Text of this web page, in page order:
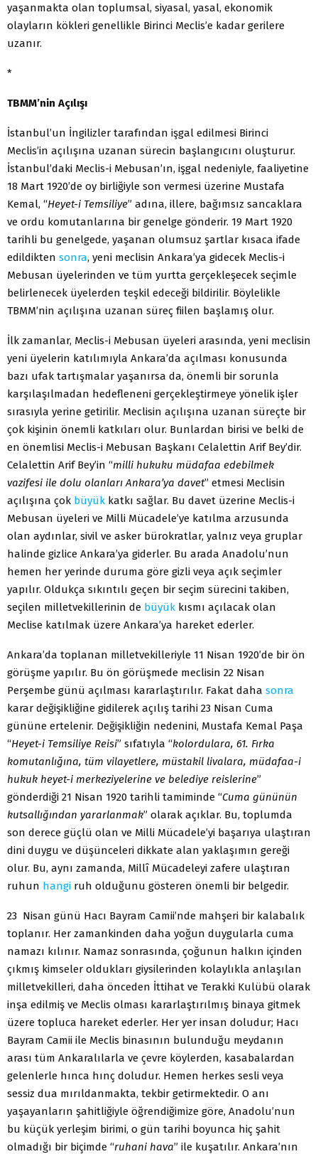
yaşanmakta olan toplumsal, siyasal, yasal, ekonomik
olayların kökleri genellikle Birinci Meclis’e kadar gerilere
uzanır.
*
TBMM’nin Açılışı
İstanbul’un İngilizler tarafından işgal edilmesi Birinci
Meclis’in açılışına uzanan sürecin başlangıcını oluşturur.
İstanbul’daki Meclis-i Mebusan’ın, işgal nedeniyle, faaliyetine
18 Mart 1920’de oy birliğiyle son vermesi üzerine Mustafa
Kemal, “Heyet-i Temsiliye” adına, illere, bağımsız sancaklara
ve ordu komutanlarına bir genelge gönderir. 19 Mart 1920
tarihli bu genelgede, yaşanan olumsuz şartlar kısaca ifade
edildikten sonra, yeni meclisin Ankara’ya gidecek Meclis-i
Mebusan üyelerinden ve tüm yurtta gerçekleşecek seçimle
belirlenecek üyelerden teşkil edeceği bildirilir. Böylelikle
TBMM’nin açılışına uzanan süreç fiilen başlamış olur.
İlk zamanlar, Meclis-i Mebusan üyeleri arasında, yeni meclisin
yeni üyelerin katılımıyla Ankara’da açılması konusunda
bazı ufak tartışmalar yaşanırsa da, önemli bir sorunla
karşılaşılmadan hedefleneni gerçekleştirmeye yönelik işler
sırasıyla yerine getirilir. Meclisin açılışına uzanan süreçte bir
çok kişinin önemli katkıları olur. Bunlardan birisi ve belki de
en önemlisi Meclis-i Mebusan Başkanı Celalettin Arif Bey’dir.
Celalettin Arif Bey’in “milli hukuku müdafaa edebilmek
vazifesi ile dolu olanları Ankara’ya davet” etmesi Meclisin
açılışına çok büyük katkı sağlar. Bu davet üzerine Meclis-i
Mebusan üyeleri ve Milli Mücadele’ye katılma arzusunda
olan aydınlar, sivil ve asker bürokratlar, yalnız veya gruplar
halinde gizlice Ankara’ya giderler. Bu arada Anadolu’nun
hemen her yerinde duruma göre gizli veya açık seçimler
yapılır. Oldukça sıkıntılı geçen bir seçim sürecini takiben,
seçilen milletvekillerinin de büyük kısmı açılacak olan
Meclise katılmak üzere Ankara’ya hareket ederler.
Ankara’da toplanan milletvekilleriyle 11 Nisan 1920’de bir ön
görüşme yapılır. Bu ön görüşmede meclisin 22 Nisan
Perşembe günü açılması kararlaştırılır. Fakat daha sonra
karar değişikliğine gidilerek açılış tarihi 23 Nisan Cuma
gününe ertelenir. Değişikliğin nedenini, Mustafa Kemal Paşa
“Heyet-i Temsiliye Reisi” sıfatıyla “kolordulara, 61. Fırka
komutanlığına, tüm vilayetlere, müstakil livalara, müdafaa-i
hukuk heyet-i merkeziyelerine ve belediye reislerine”
gönderdiği 21 Nisan 1920 tarihli tamiminde “Cuma gününün
kutsallığından yararlanmak” olarak açıklar. Bu, toplumda
son derece güçlü olan ve Milli Mücadele’yi başarıya ulaştıran
dini duygu ve düşünceleri dikkate alan yaklaşımın gereği
olur. Bu, aynı zamanda, Millî Mücadeleyi zafere ulaştıran
ruhun hangi ruh olduğunu gösteren önemli bir belgedir.
23 Nisan günü Hacı Bayram Camii’nde mahşeri bir kalabalık
toplanır. Her zamankinden daha yoğun duygularla cuma
namazı kılınır. Namaz sonrasında, çoğunun halkın içinden
çıkmış kimseler oldukları giysilerinden kolaylıkla anlaşılan
milletvekilleri, daha önceden İttihat ve Terakki Kulübü olarak
inşa edilmiş ve Meclis olması kararlaştırılmış binaya gitmek
üzere topluca hareket ederler. Her yer insan doludur; Hacı
Bayram Camii ile Meclis binasının bulunduğu meydanın
arası tüm Ankaralılarla ve çevre köylerden, kasabalardan
gelenlerle hınca hınç doludur. Hemen herkes sesli veya
sessiz dua mırıldanmakta, tekbir getirmektedir. O anı
yaşayanların şahitliğiyle öğrendiğimize göre, Anadolu’nun
bu küçük yerleşim birimi, o gün tarihi boyunca hiç şahit
olmadığı bir biçimde “ruhani hava” ile kuşatılır. Ankara’nın